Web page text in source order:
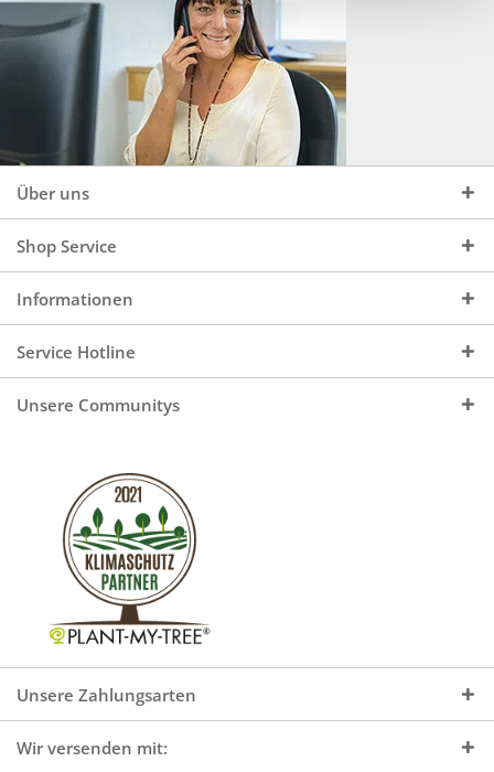
Über uns
Shop Service
Informationen
Service Hotline
Unsere Communitys
Unsere Zahlungsarten
Wir versenden mit: